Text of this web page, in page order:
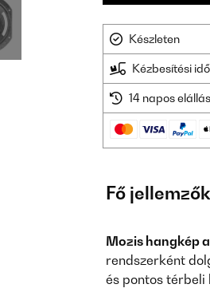
Készleten
Kézbesítési
14 napos
Fő jellemzők
Mozis hangkép
rendszerként
és pontos